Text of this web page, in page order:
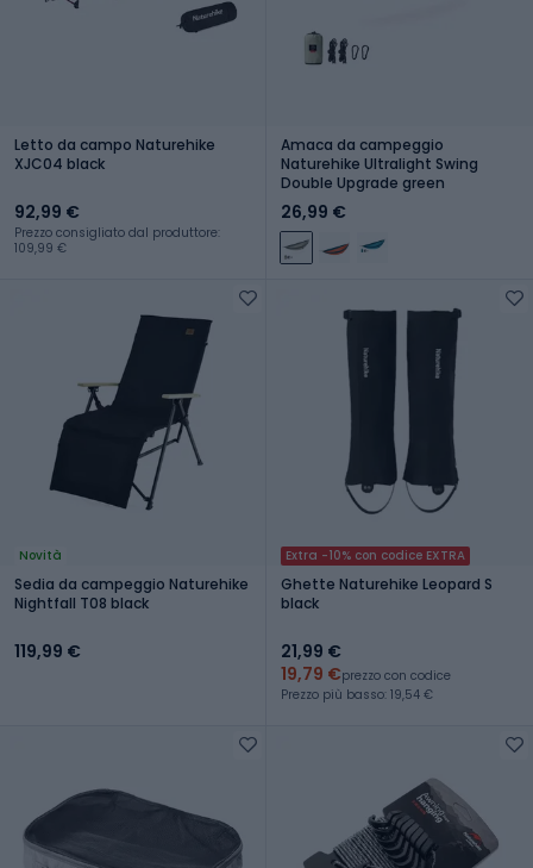
Letto da campo Naturehike
XJC04 black
92,99 €
Prezzo consigliato dal produttore:
109,99 €
Amaca da campeggio
Naturehike Ultralight Swing
Double Upgrade green
26,99 €
Novità
Sedia da campeggio Naturehike
Nightfall T08 black
119,99 €
Extra -10% con codice EXTRA
Ghette Naturehike Leopard S
black
21,99 €
19,79 €prezzo con codice
Prezzo più basso: 19,54 €